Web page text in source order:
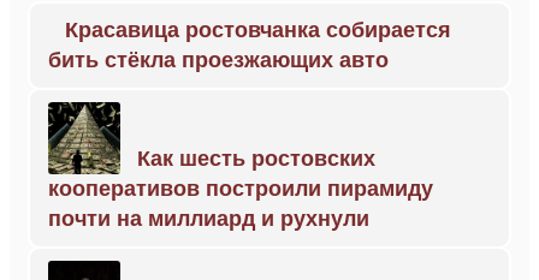
Красавица ростовчанка собирается
бить стёкла проезжающих авто
Как шесть ростовских
кооперативов построили пирамиду
почти на миллиард и рухнули